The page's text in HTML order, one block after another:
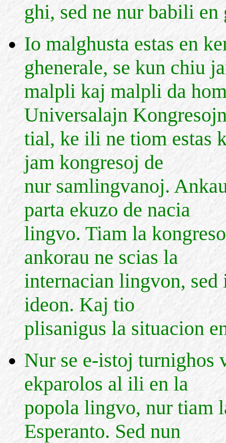
ghi, sed ne nur babili
Io malghusta estas en
ghenerale, se kun chiu
malpli kaj malpli da
Universalajn
tial, ke ili ne tiom estas
jam kongresoj de
nur samlingvanoj.
parta ekuzo de nacia
lingvo. Tiam la
ankorau ne scias la
internacian lingvon, sed
ideon. Kaj tio
plisanigus la situacion
Nur se e-istoj turnighos
ekparolos al ili en la
popola lingvo, nur tiam
Esperanto. Sed nun